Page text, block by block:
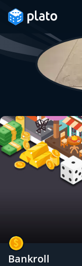
Bankroll